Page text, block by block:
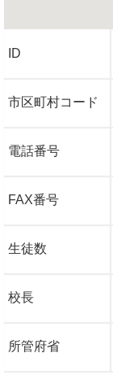
ID
市区町村コード
電話番号
FAX番号
生徒数
校長
所管府省